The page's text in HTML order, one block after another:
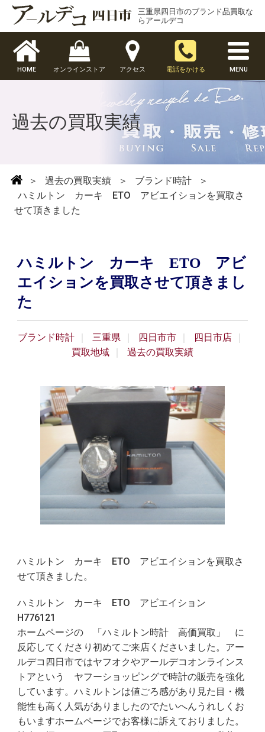
三重県四日市のブランド品買取な
らアールデコ
HOME オンラインストア アクセス 電話をかける MENU
過去の買取実績
＞ 過去の買取実績 ＞ ブランド時計
＞
ハミルトン カーキ ETO アビエイションを買取さ
せて頂きました
ハミルトン カーキ ETO アビ
エイションを買取させて頂きまし
た
ブランド時計 三重県 四日市市
四日市店
買取地域
過去の買取実績
ハミルトン カーキ ETO アビエイションを買取さ
せて頂きました。
ハミルトン カーキ ETO アビエイション
H776121
ホームページの 「ハミルトン時計 高価買取」 に
反応してくださり初めてご来店くださいました。アー
ルデコ四日市ではヤフオクやアールデコオンラインス
トアという ヤフーショッピングで時計の販売を強化
しています。ハミルトンは値ごろ感があり見た目・機
能性も高く人気がありましたのでたいへんうれしくお
もいますホームページでお客様に訴えておりました。